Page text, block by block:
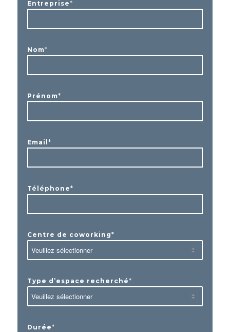
Entreprise*
Nom*
Prénom*
Email*
Téléphone*
Centre de coworking*
Type d’espace recherché*
Durée*